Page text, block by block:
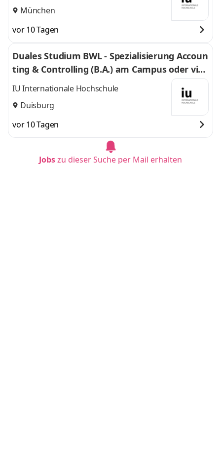
München
vor 10 Tagen
Duales Studium BWL - Spezialisierung Accoun
ting & Controlling (B.A.) am Campus oder virt
uell
IU Internationale Hochschule
Duisburg
vor 10 Tagen
Jobszu dieser Suche per Mail erhalten